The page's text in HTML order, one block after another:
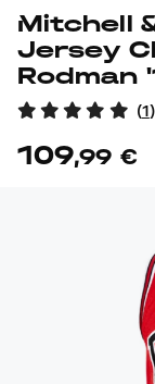
Mitchell & Ness Swingman
Jersey
Rodman
(1)
109,99 €